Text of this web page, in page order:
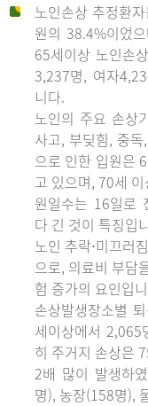
노인손상 추정환
원의 38.4%이었
65세이상 노인손
3,237명, 여자
니다.
노인의 주요 손상
사고, 부딪힘, 중
으로 인한 입원은
고 있으며, 70세
원일수는 16일로
다 긴 것이 특징입
노인 추락⋅미끄러
으로, 의료비 부담
험 증가의 요인입
손상발생장소별
세이상에서
히 주거지 손상은
2배 많이 발생하
명), 농장(158명),